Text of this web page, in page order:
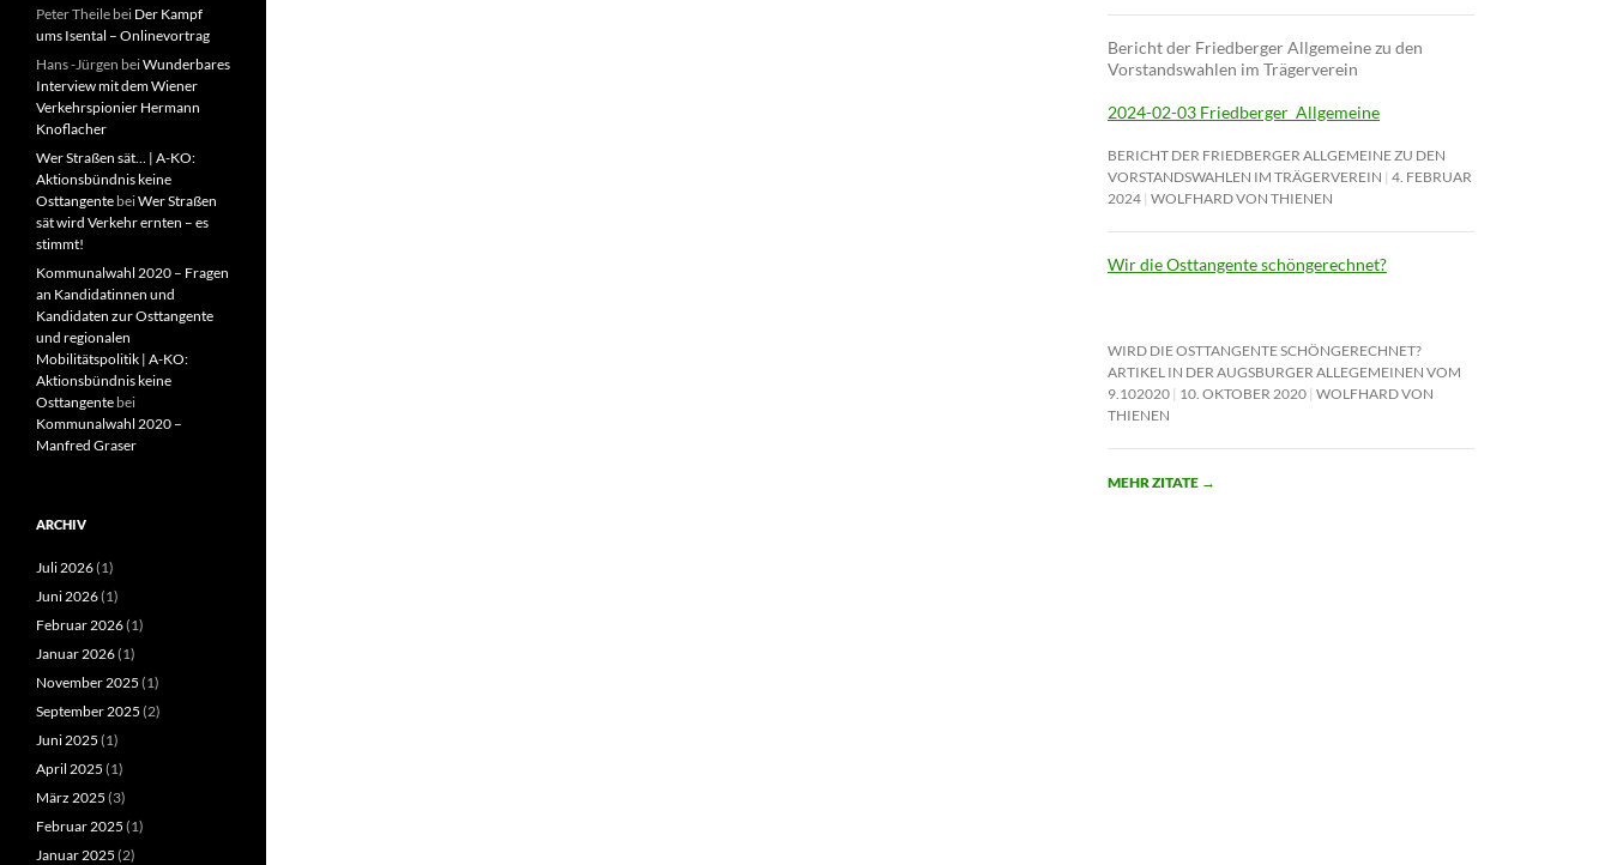
Bericht der Friedberger Allgemeine zu den
Vorstandswahlen im Trägerverein
2024-02-03 Friedberger_Allgemeine
BERICHT DER FRIEDBERGER ALLGEMEINE ZU DEN
VORSTANDSWAHLEN IM TRÄGERVEREIN 4. FEBRUAR
2024 WOLFHARD VON THIENEN
Wir die Osttangente schöngerechnet?
WIRD DIE OSTTANGENTE SCHÖNGERECHNET?
ARTIKEL IN DER AUGSBURGER ALLEGEMEINEN VOM
9.102020 10. OKTOBER 2020 WOLFHARD VON
THIENEN
MEHR ZITATE →
Peter Theile bei Der Kampf
ums Isental – Onlinevortrag
Hans -Jürgen beiWunderbares
Interview mit dem Wiener
Verkehrspionier Hermann
Knoflacher
Wer Straßen sät… | A-KO:
Aktionsbündnis keine
Osttangente beiWer Straßen
sät wird Verkehr ernten – es
stimmt!
Kommunalwahl 2020 – Fragen
an Kandidatinnen und
Kandidaten zur Osttangente
und regionalen
Mobilitätspolitik | A-KO:
Aktionsbündnis keine
Osttangente bei
Kommunalwahl 2020 –
Manfred Graser
ARCHIV
Juli 2026(1)
Juni 2026(1)
Februar 2026(1)
Januar 2026(1)
November 2025 (1)
September 2025 (2)
Juni 2025 (1)
April 2025 (1)
März 2025 (3)
Februar 2025 (1)
Januar 2025 (2)